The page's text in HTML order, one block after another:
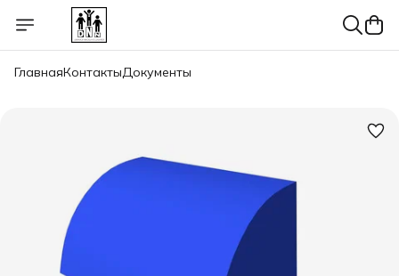
ГлавнаяКонтактыДокументы